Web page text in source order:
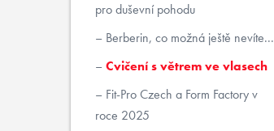
pro duševní pohodu
Berberin, co možná ještě nevíte...
Cvičení s větrem ve vlasech
Fit-Pro Czech a Form Factory v
roce 2025